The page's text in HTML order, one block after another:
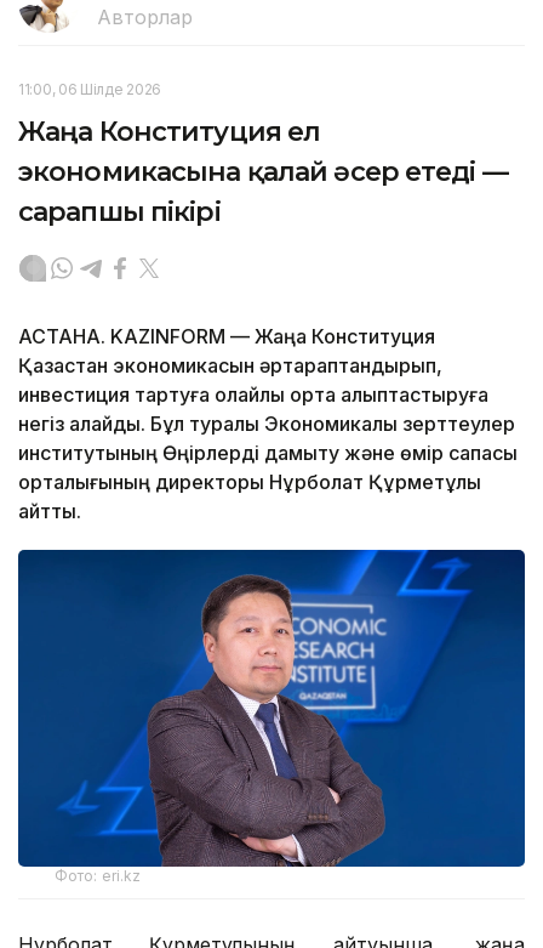
Авторлар
11:00, 06 Шілде 2026
Жаңа Конституция ел
экономикасына қалай әсер етеді —
сарапшы пікірі
АСТАНА. KAZINFORM — Жаңа Конституция
Қазақстан экономикасын әртараптандырып,
инвестиция тартуға қолайлы орта қалыптастыруға
негіз қалайды. Бұл туралы Экономикалық зерттеулер
институтының Өңірлерді дамыту және өмір сапасы
орталығының директоры Нұрболат Құрметұлы
айтты.
Фото: eri.kz